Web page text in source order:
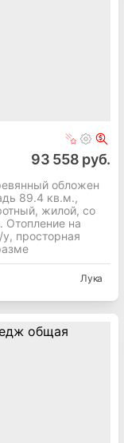
93 558 руб.
обложен
89.4 кв.м.,
жилой, со
на
просторная
Лука